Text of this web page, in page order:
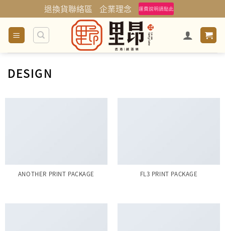
to
content
退換貨聯絡區 企業理念 運費說明請點此
DESIGN
ANOTHER PRINT PACKAGE FL3 PRINT PACKAGE